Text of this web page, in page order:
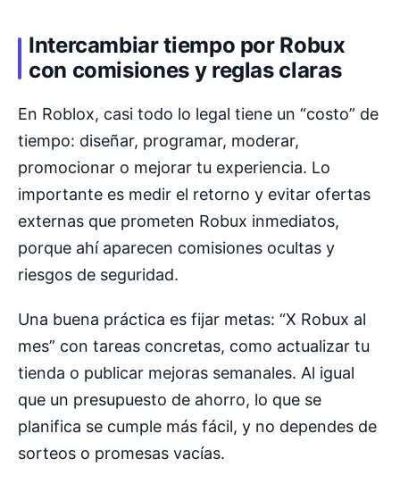
Intercambiar tiempo por Robux
con comisiones y reglas claras
En Roblox, casi todo lo legal tiene un “costo” de
tiempo: diseñar, programar, moderar,
promocionar o mejorar tu experiencia. Lo
importante es medir el retorno y evitar ofertas
externas que prometen Robux inmediatos,
porque ahí aparecen comisiones ocultas y
riesgos de seguridad.
Una buena práctica es fijar metas: “X Robux al
mes” con tareas concretas, como actualizar tu
tienda o publicar mejoras semanales. Al igual
que un presupuesto de ahorro, lo que se
planifica se cumple más fácil, y no dependes de
sorteos o promesas vacías.